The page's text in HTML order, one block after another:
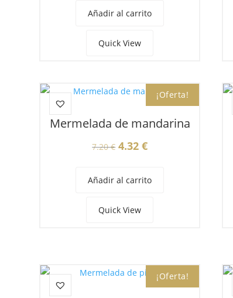
original
7.20 €.
actual
Añadir al carrito
Quick View
¡Oferta!
Mermelada de mandarina
7.20€ El
original
7.20 €.
4.32€El
actual
Añadir al carrito
Quick View
¡Oferta!